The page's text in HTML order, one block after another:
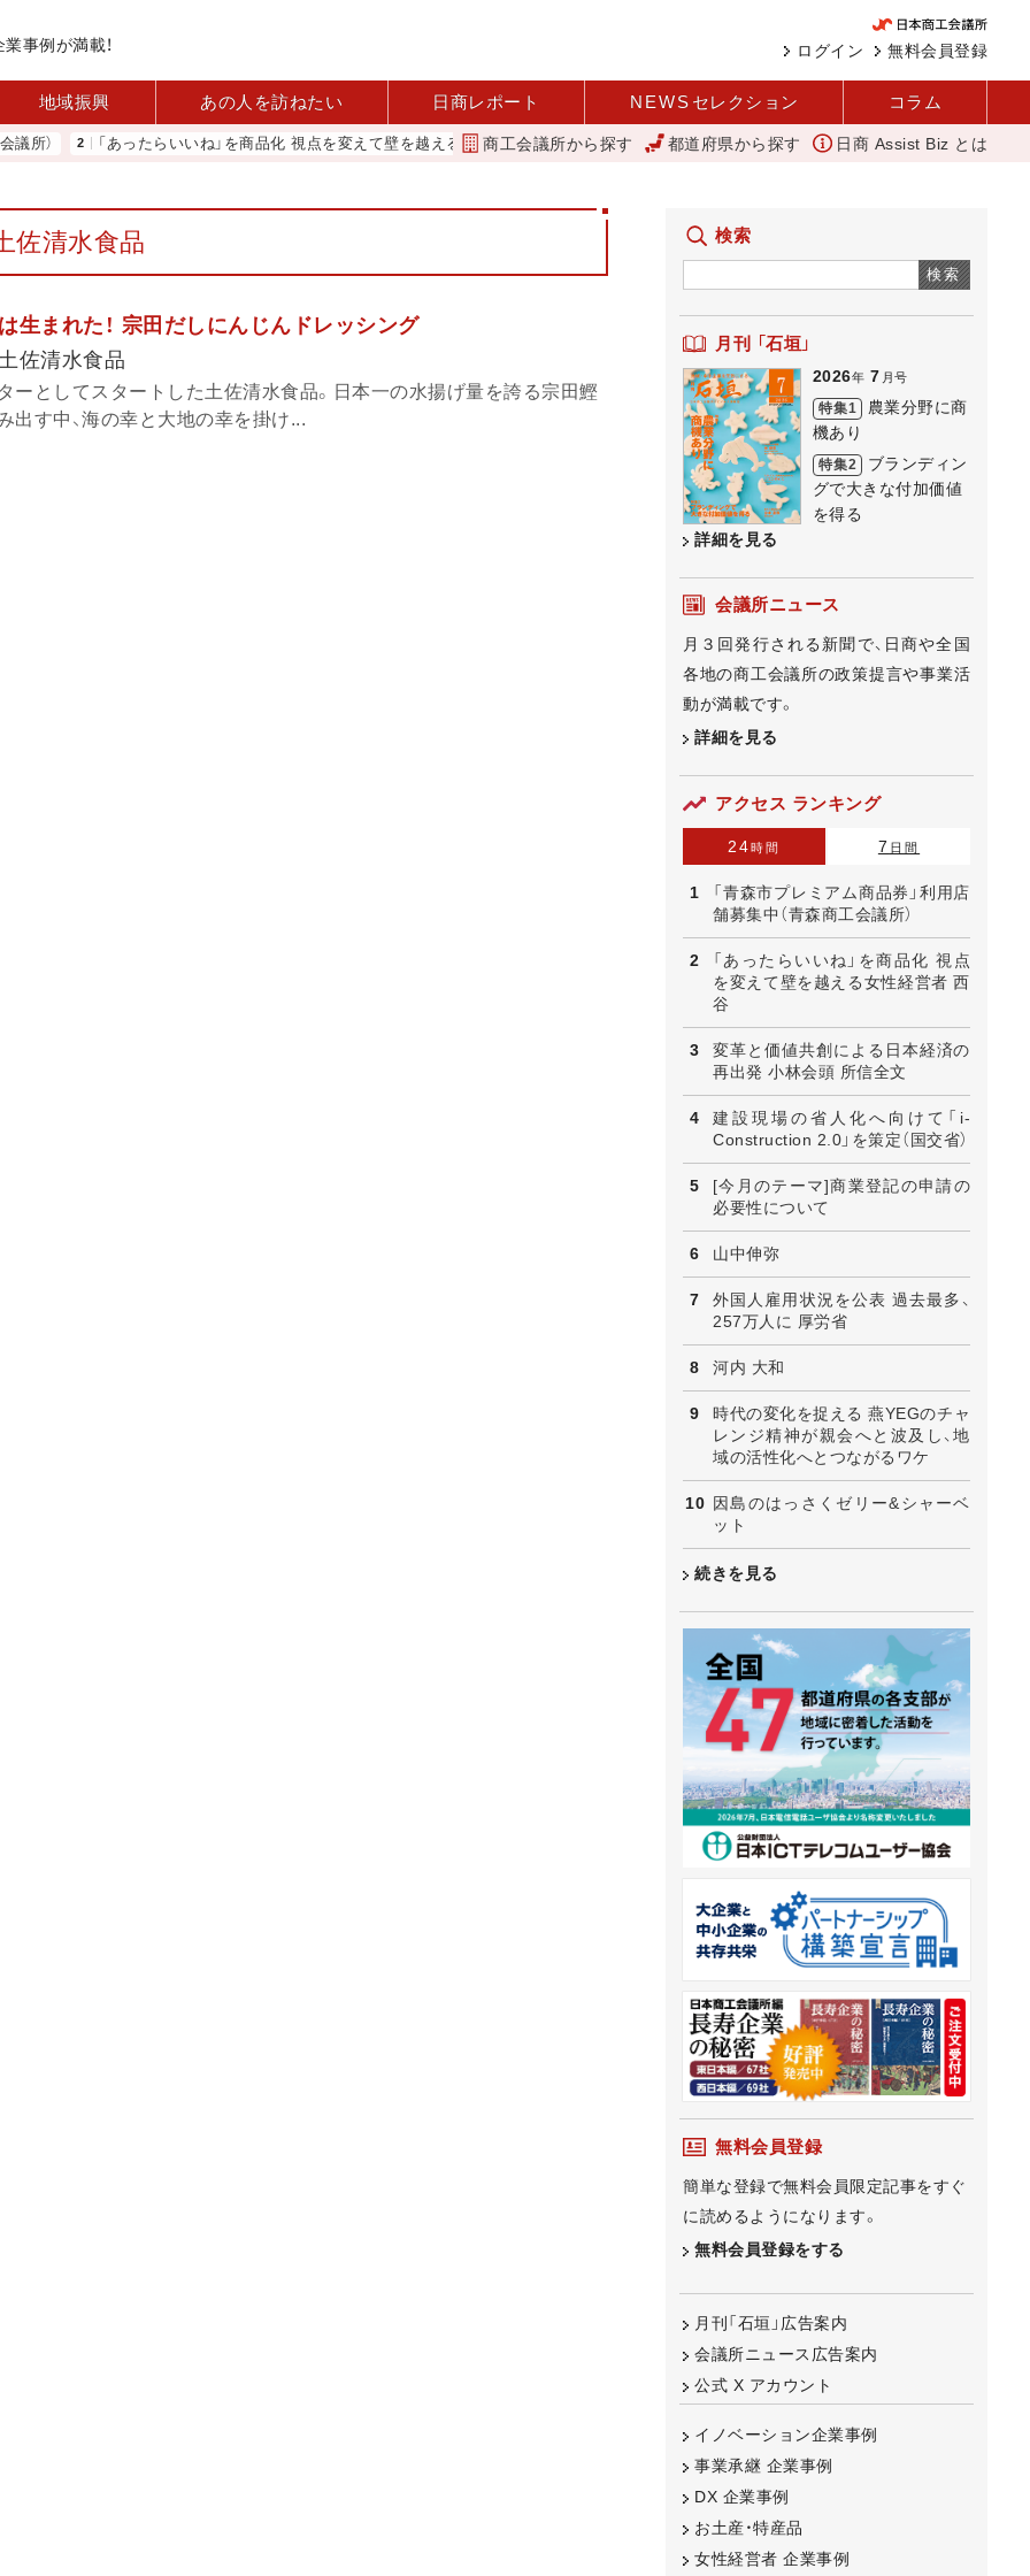
事例が満載！ 無料会員登録
ログイン
地域振興 あの人を訪ねたい 日商レポート NEWS セレクション コラム
） 「あったらいいね」を商品化 視点を変えて壁を越える女性経営者 西谷 変革と価値共創による日本経済の再出発 小林会頭 所信全文
商工会議所から探す 都道府県から探す 日商 Assist Biz とは
佐清水食品
生まれた！ 宗田だしにんじんドレッシング
佐清水食品
ーとしてスタートした土佐清水食品。日本一の水揚げ量を誇る宗田鰹
出す中、海の幸と大地の幸を掛け...
検索
検索
月刊 「石垣」
2026年 7 月号
特集1
農業分野に商
機あり
特集2
ブランディン
グで大きな付加価値
を得る
詳細を見る
会議所ニュース
月３回発行される新聞で、日商や全国
各地の商工会議所の政策提言や事業活
動が満載です。
詳細を見る
アクセス ランキング
24時間 7 日間
「青森市プレミアム商品券」利用店
舗募集中（青森商工会議所）
「あったらいいね」を商品化 視点
を変えて壁を越える女性経営者 西
谷
変革と価値共創による日本経済の
再出発 小林会頭 所信全文
建設現場の省人化へ向けて「i-
Construction 2.0」を策定（国交省）
[今月のテーマ]商業登記の申請の
必要性について
山中伸弥
外国人雇用状況を公表 過去最多、
257万人に 厚労省
河内 大和
時代の変化を捉える 燕YEGのチャ
レンジ精神が親会へと波及し、地
域の活性化へとつながるワケ
因島のはっさくゼリー&シャーベ
ット
続きを見る
無料会員登録
簡単な登録で無料会員限定記事をすぐ
に読めるようになります。
無料会員登録をする
月刊「石垣」広告案内
会議所ニュース広告案内
公式 X アカウント
イノベーション企業事例
事業承継 企業事例
DX 企業事例
お土産・特産品
女性経営者 企業事例